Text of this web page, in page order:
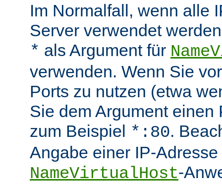
Im Normalfall, wenn alle
Server verwendet
* als Argument für
verwenden. Wenn Sie
Ports zu nutzen (etwa
Sie dem Argument einen
zum Beispiel *:80.
Angabe einer IP-
NameVirtualHost-